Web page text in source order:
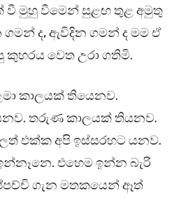
මුහු වීමෙන් සුළඟ තුළ අමුතු
ද, ඇවිදින ගමන් ද මම ඒ
කුහරය වෙත උරා ගතිමි.
කාලයක් තියෙනව.
තරුණ කාලයක් තියනව.
එක්ක අපි ඉස්සරහට යනව.
එහෙම ඉන්න බැරි
ගැන මතකයෙන් ඈත්